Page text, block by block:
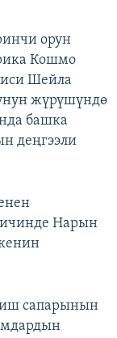
орун
Кошмо
Шейла
жүрүшүндө
башка
деңгээли
Нарын
иш сапарынын